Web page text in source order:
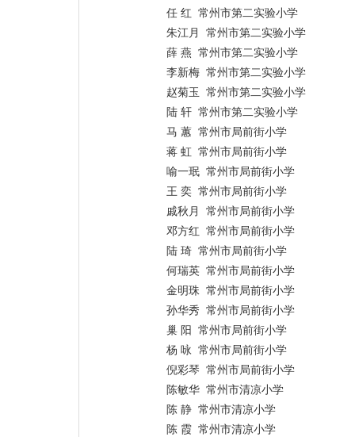
任 红 常州市第二实验小学
朱江月 常州市第二实验小学
薛 燕 常州市第二实验小学
李新梅 常州市第二实验小学
赵菊玉 常州市第二实验小学
陆 轩 常州市第二实验小学
马 蕙 常州市局前街小学
蒋 虹 常州市局前街小学
喻一珉 常州市局前街小学
王 奕 常州市局前街小学
戚秋月 常州市局前街小学
邓方红 常州市局前街小学
陆 琦 常州市局前街小学
何瑞英 常州市局前街小学
金明珠 常州市局前街小学
孙华秀 常州市局前街小学
巢 阳 常州市局前街小学
杨 咏 常州市局前街小学
倪彩琴 常州市局前街小学
陈敏华 常州市清凉小学
陈 静 常州市清凉小学
陈 霞 常州市清凉小学